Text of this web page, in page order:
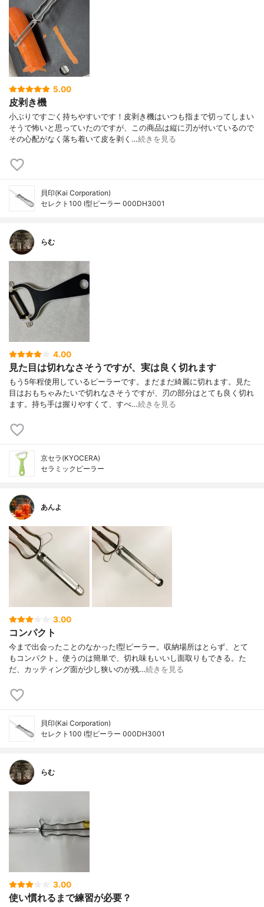
5.00
皮剥き機
小ぶりですごく持ちやすいです！皮剥き機はいつも指まで切ってしまい
そうで怖いと思っていたのですが、この商品は縦に刃が付いているので
その心配がなく落ち着いて皮を剥く…続きを見る
貝印(Kai Corporation)
セレクト100 I型ピーラー 000DH3001
らむ
4.00
見た目は切れなさそうですが、実は良く切れます
もう5年程使用しているピーラーです。まだまだ綺麗に切れます。見た
目はおもちゃみたいで切れなさそうですが、刃の部分はとても良く切れ
ます。持ち手は握りやすくて、すべ…続きを見る
京セラ(KYOCERA)
セラミックピーラー
あんよ
3.00
コンパクト
今まで出会ったことのなかったI型ピーラー。収納場所はとらず、とて
もコンパクト。使うのは簡単で、切れ味もいいし面取りもできる。た
だ、カッティング面が少し狭いのが残…続きを見る
貝印(Kai Corporation)
セレクト100 I型ピーラー 000DH3001
らむ
3.00
使い慣れるまで練習が必要？